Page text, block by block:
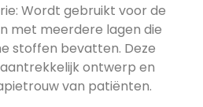
Wordt gebruikt voor de
met meerdere lagen die
stoffen bevatten. Deze
ontwerp en
van patiënten.